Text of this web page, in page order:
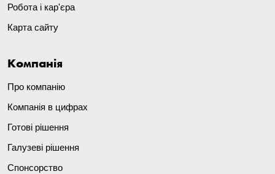
Робота і кар'єра
Карта сайту
Компанія
Про компанію
Компанія в цифрах
Готові рішення
Галузеві рішення
Спонсорство